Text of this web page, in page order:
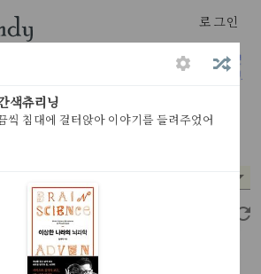
로그인
리가 읽은 것으로 만들어진다
색츄리닝
씩 침대에 걸터앉아 이야기를 들려주었어